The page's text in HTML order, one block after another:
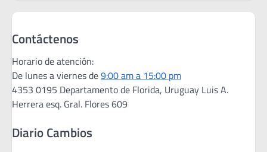
Contáctenos
Horario de atención:
De lunes a viernes de9:00 am a 15:00 pm
4353 0195 Departamento de Florida, Uruguay Luis A.
Herrera esq. Gral. Flores 609
Diario Cambios